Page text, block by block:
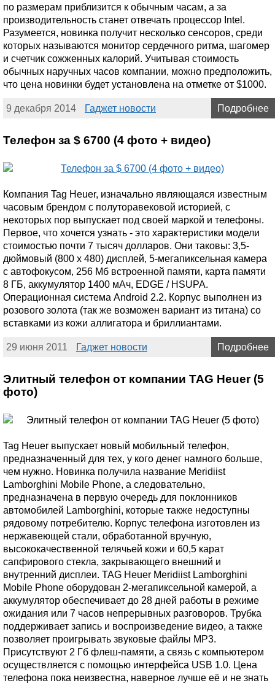
по размерам приблизится к обычным часам, а за
производительность станет отвечать процессор Intel.
Разумеется, новинка получит несколько сенсоров, среди
которых называются монитор сердечного ритма, шагомер
и счетчик сожженных калорий. Учитывая стоимость
обычных наручных часов компании, можно предположить,
что цена новинки будет установлена на отметке от $1000.
9 декабря 2014 Гаджет новости Подробнее
Телефон за $ 6700 (4 фото + видео)
Компания Tag Heuer, изначально являющаяся известным
часовым брендом с полуторавековой историей, с
некоторых пор выпускает под своей маркой и телефоны.
Первое, что хочется узнать - это характеристики модели
стоимостью почти 7 тысяч долларов. Они таковы: 3,5-
дюймовый (800 х 480) дисплей, 5-мегапиксельная камера
с автофокусом, 256 Мб встроенной памяти, карта памяти
8 ГБ, аккумулятор 1400 мАч, EDGE / HSUPA.
Операционная система Android 2.2. Корпус выполнен из
розового золота (так же возможен вариант из титана) со
вставками из кожи аллигатора и бриллиантами.
29 июня 2011 Гаджет новости Подробнее
Элитный телефон от компании TAG Heuer (5
фото)
Tag Heuer выпускает новый мобильный телефон,
предназначенный для тех, у кого денег намного больше,
чем нужно. Новинка получила название Meridiist
Lamborghini Mobile Phone, а следовательно,
предназначена в первую очередь для поклонников
автомобилей Lamborghini, которые также недоступны
рядовому потребителю. Корпус телефона изготовлен из
нержавеющей стали, обработанной вручную,
высококачественной телячьей кожи и 60,5 карат
сапфирового стекла, закрывающего внешний и
внутренний дисплеи. TAG Heuer Meridiist Lamborghini
Mobile Phone оборудован 2-мегапиксельной камерой, а
аккумулятор обеспечивает до 28 дней работы в режиме
ожидания или 7 часов непрерывных разговоров. Трубка
поддерживает запись и воспроизведение видео, а также
позволяет проигрывать звуковые файлы MP3.
Присутствуют 2 Гб флеш-памяти, а связь с компьютером
осуществляется с помощью интерфейса USB 1.0. Цена
телефона пока неизвестна, наверное лучше её и не знать